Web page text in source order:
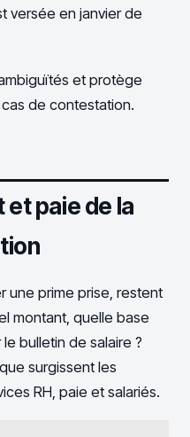
versée en janvier de
et protège
de contestation.
paie de la
une prime prise, restent
montant, quelle base
bulletin de salaire ?
surgissent les
RH, paie et salariés.